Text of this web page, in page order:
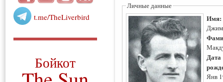
t.me/TheLiverbird
Бойкот
Личные данные
Дата
Янв